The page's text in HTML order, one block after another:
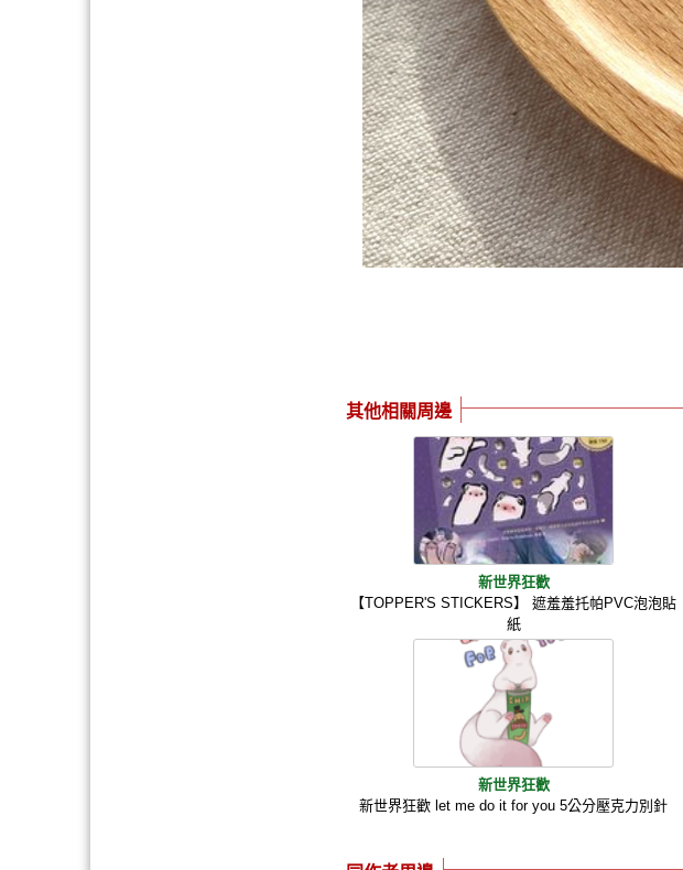
其他相關周邊
新世界狂歡
【TOPPER'S STICKERS】 遮羞羞托帕PVC泡泡貼
紙
新世界狂歡
新世界狂歡 let me do it for you 5公分壓克力別針